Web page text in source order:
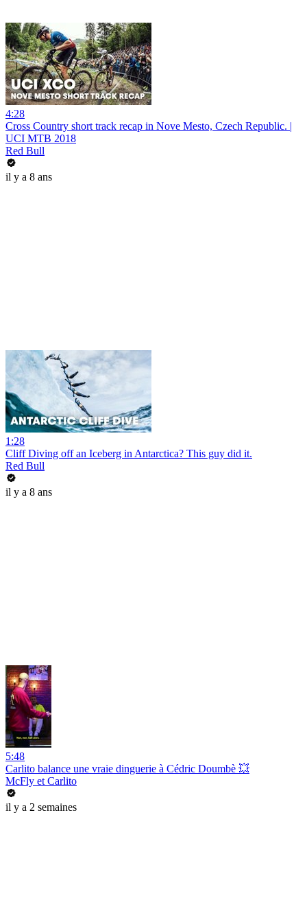
4:28
Cross Country short track recap in Nove Mesto, Czech Republic. |
UCI MTB 2018
Red Bull
il y a 8 ans
1:28
Cliff Diving off an Iceberg in Antarctica? This guy did it.
Red Bull
il y a 8 ans
5:48
Carlito balance une vraie dinguerie à Cédric Doumbè 💥
McFly et Carlito
il y a 2 semaines